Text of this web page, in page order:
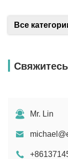
Все
Mr. Lin